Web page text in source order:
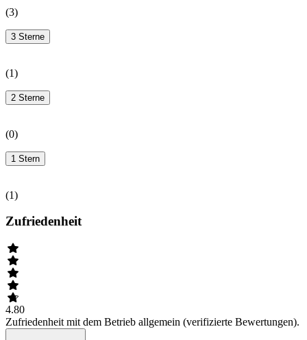
(3)
3 Sterne
(1)
2 Sterne
(0)
1 Stern
(1)
Zufriedenheit
4.80
Zufriedenheit mit dem Betrieb allgemein (verifizierte Bewertungen).